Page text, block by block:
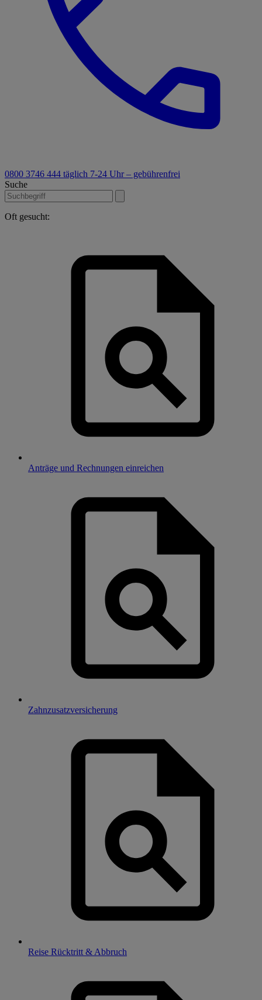
0800 3746 444 täglich 7-24 Uhr – gebührenfrei
Suche
Oft gesucht:
Anträge und Rechnungen einreichen
Zahnzusatzversicherung
Reise Rücktritt & Abbruch